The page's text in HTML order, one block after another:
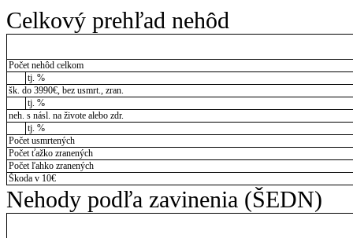
Celkový prehľad nehôd
Počet nehôd celkom
tj. %
šk. do 3990€, bez usmrt., zran.
tj. %
neh. s násl. na živote alebo zdr.
tj. %
Počet usmrtených
Počet ťažko zranených
Počet ľahko zranených
Škoda v 10€
Nehody podľa zavinenia (ŠEDN)